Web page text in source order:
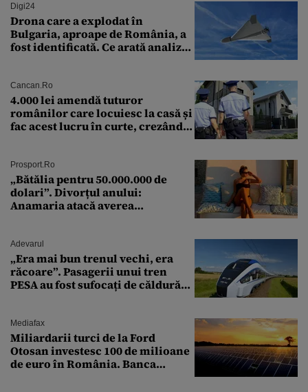
Digi24
Drona care a explodat în
Bulgaria, aproape de România, a
fost identificată. Ce arată analiza
Cancan.ro
4.000 lei amendă tuturor
românilor care locuiesc la casă și
fac acest lucru în curte, crezând
Prosport.ro
„Bătălia pentru 50.000.000 de
dolari”. Divorțul anului:
Anamaria atacă averea
Adevarul
„Era mai bun trenul vechi, era
răcoare”. Pasagerii unui tren
PESA au fost sufocați de căldură
Mediafax
Miliardarii turci de la Ford
Otosan investesc 100 de milioane
de euro în România. Banca